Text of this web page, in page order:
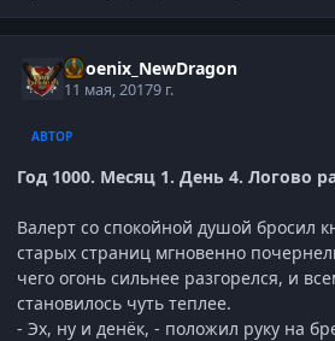
Phoenix_NewDragon
11 мая, 20179 г.
АВТОР
Год 1000. Месяц 1. День 4. Логово
Валерт со спокойной душой бросил
старых страниц мгновенно
чего огонь сильнее разгорелся, и
становилось чуть теплее.
- Эх, ну и денёк, - положил руку на